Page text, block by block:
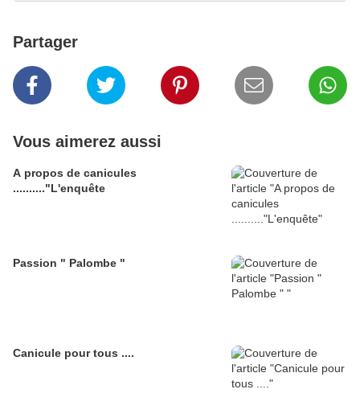
Partager
Vous aimerez aussi
A propos de canicules
.........."L'enquête
Passion " Palombe "
Canicule pour tous ....